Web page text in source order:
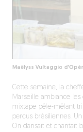
Maëlyss Vultaggio
Cette semaine, la
Marseille ambiance
mixtape pêle-mêlant
percus brésiliennes.
On dansait et chantait